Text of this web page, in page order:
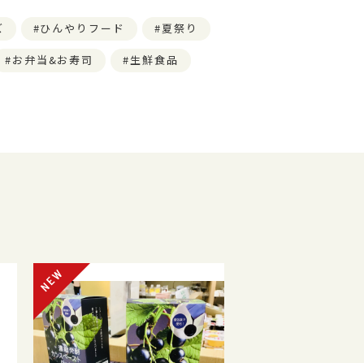
ひんやりフード 夏祭り
お弁当&お寿司 生鮮食品